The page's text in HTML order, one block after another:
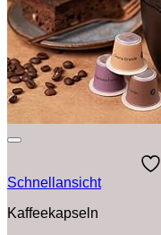
Schnellansicht
Kaffeekapseln